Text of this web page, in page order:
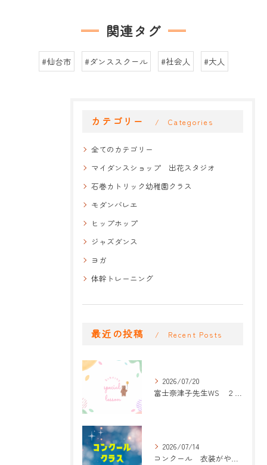
関連タグ
#仙台市 #ダンススクール #社会人 #大人
カテゴリー Categories
全てのカテゴリー
マイダンスショップ 出花スタジオ
石巻カトリック幼稚園クラス
モダンバレエ
ヒップホップ
ジャズダンス
ヨガ
体幹トレーニング
最近の投稿 Recent Posts
2026/07/20
富士奈津子先生WS ２回目
2026/07/14
コンクール 衣装がやって来た！